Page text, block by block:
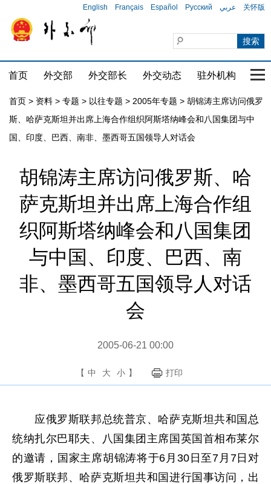
English Français Español Русский عربي 关怀版
首页 外交部 外交部长 外交动态 驻外机构 国
首页 > 资料 > 专题 > 以往专题 > 2005年专题 > 胡锦涛主席访问俄罗
斯、哈萨克斯坦并出席上海合作组织阿斯塔纳峰会和八国集团与中
国、印度、巴西、南非、墨西哥五国领导人对话会
胡锦涛主席访问俄罗斯、哈
萨克斯坦并出席上海合作组
织阿斯塔纳峰会和八国集团
与中国、印度、巴西、南
非、墨西哥五国领导人对话
会
2005-06-21 00:00
【 中 大 小 】 打印
应俄罗斯联邦总统普京、哈萨克斯坦共和国总
统纳扎尔巴耶夫、八国集团主席国英国首相布莱尔
的邀请，国家主席胡锦涛将于6月30日至7月7日对
俄罗斯联邦、哈萨克斯坦共和国进行国事访问，出